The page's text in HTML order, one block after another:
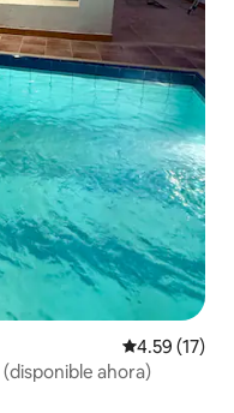
Calificación
4.59 (17)
ahora)